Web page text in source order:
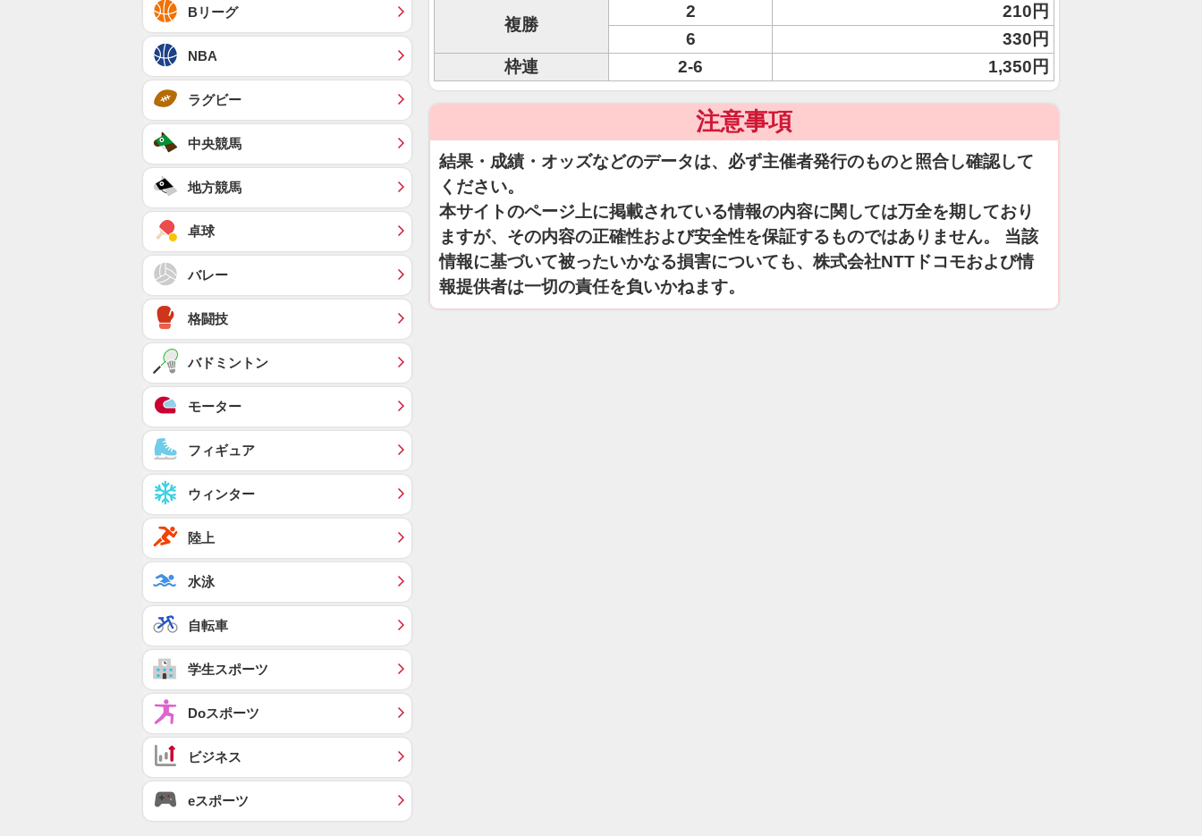
複勝
2
210円
6
330円
枠連
2-6 1,350円
注意事項
結果・成績・オッズなどのデータは、必ず主催者発行のものと照合し確認して
ください。
本サイトのページ上に掲載されている情報の内容に関しては万全を期しており
ますが、その内容の正確性および安全性を保証するものではありません。 当該
情報に基づいて被ったいかなる損害についても、株式会社NTTドコモおよび情
報提供者は一切の責任を負いかねます。
Bリーグ
NBA
ラグビー
中央競馬
地方競馬
卓球
バレー
格闘技
バドミントン
モーター
フィギュア
ウィンター
陸上
水泳
自転車
学生スポーツ
Doスポーツ
ビジネス
eスポーツ